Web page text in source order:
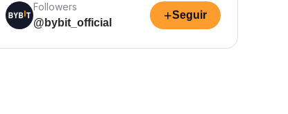
Followers
@bybit_official
+Seguir